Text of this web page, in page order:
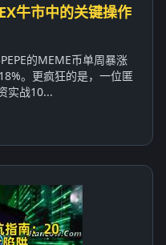
牛市中的关键操作
的MEME币单周暴涨
。更疯狂的是，一位匿
实战10...